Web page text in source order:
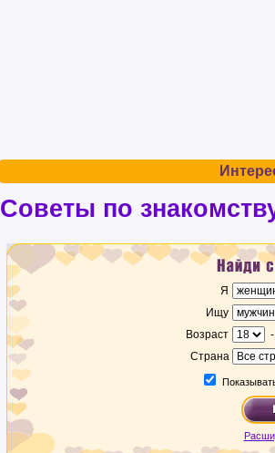
Советы по
Я
Ищу
Возраст
Страна